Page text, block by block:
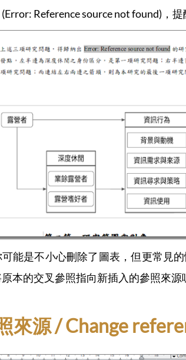
Reference source not found)，
能是不小心刪除了圖表，但更常見
本的交叉參照指向新插入的參照來源
來源 / Change